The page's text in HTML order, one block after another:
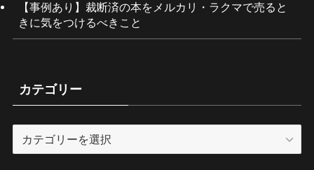
【事例あり】裁断済の本をメルカリ・ラクマで売ると
きに気をつけるべきこと
カテゴリー
テ